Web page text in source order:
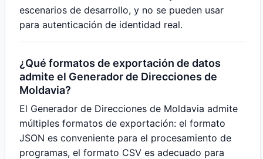
escenarios de desarrollo, y no se pueden usar
para autenticación de identidad real.
¿Qué formatos de exportación de datos
admite el Generador de Direcciones de
Moldavia?
El Generador de Direcciones de Moldavia admite
múltiples formatos de exportación: el formato
JSON es conveniente para el procesamiento de
programas, el formato CSV es adecuado para